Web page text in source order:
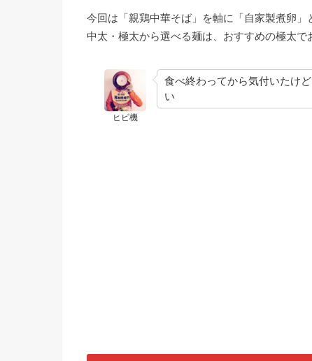
今回は「親鶏中華そば」を軸に「自家製煮卵」
中太・極太から選べる麺は、おすすめの極太で
ヒビ機
食べ終わってから気付いたけ
い